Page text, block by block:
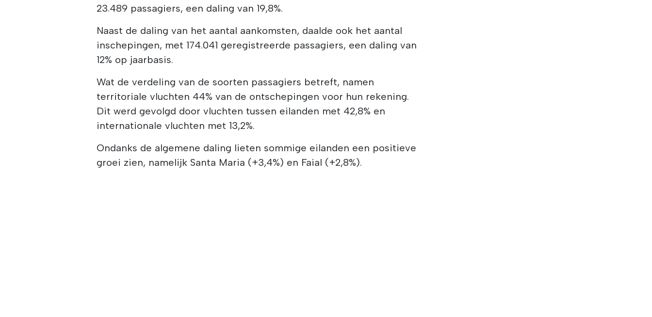
23.489 passagiers, een daling van 19,8%.
Naast de daling van het aantal aankomsten, daalde ook het aantal
inschepingen, met 174.041 geregistreerde passagiers, een daling van
12% op jaarbasis.
Wat de verdeling van de soorten passagiers betreft, namen
territoriale vluchten 44% van de ontschepingen voor hun rekening.
Dit werd gevolgd door vluchten tussen eilanden met 42,8% en
internationale vluchten met 13,2%.
Ondanks de algemene daling lieten sommige eilanden een positieve
groei zien, namelijk Santa Maria (+3,4%) en Faial (+2,8%).